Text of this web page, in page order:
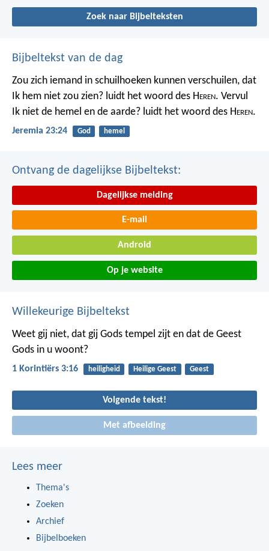
Zoek naar Bijbelteksten
Bijbeltekst van de dag
Zou zich iemand in schuilhoeken kunnen verschuilen, dat
Ik hem niet zou zien? luidt het woord des Heren. Vervul
Ik niet de hemel en de aarde? luidt het woord des Heren.
Jeremia 23:24 God hemel
Ontvang de dagelijkse Bijbeltekst:
Dagelijkse melding
E-mail
Android
Op je website
Willekeurige Bijbeltekst
Weet gij niet, dat gij Gods tempel zijt en dat de Geest
Gods in u woont?
1 Korintiërs 3:16 heiligheid Heilige Geest Geest
Volgende tekst!
Met afbeelding
Lees meer
Thema's
Zoeken
Archief
Bijbelboeken